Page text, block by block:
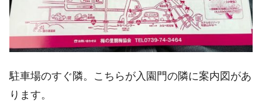
駐車場のすぐ隣。こちらが入園門の隣に案内図があ
ります。